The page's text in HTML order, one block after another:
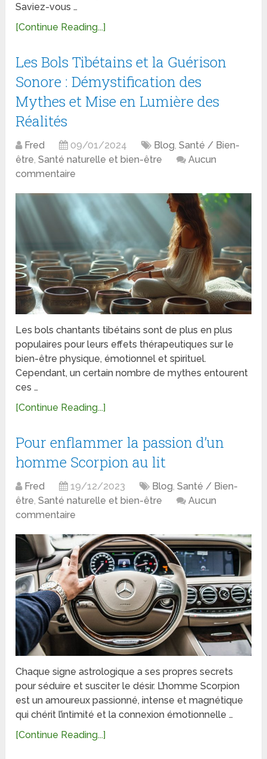
Saviez-vous …
[Continue Reading...]
Les Bols Tibétains et la Guérison
Sonore : Démystification des
Mythes et Mise en Lumière des
Réalités
Fred 09/01/2024 Blog,Santé / Bien-
être,Santé naturelle et bien-être
Aucun
commentaire
Les bols chantants tibétains sont de plus en plus
populaires pour leurs effets thérapeutiques sur le
bien-être physique, émotionnel et spirituel.
Cependant, un certain nombre de mythes entourent
ces …
[Continue Reading...]
Pour enflammer la passion d’un
homme Scorpion au lit
Fred 19/12/2023 Blog,Santé / Bien-
être,Santé naturelle et bien-être
Aucun
commentaire
Chaque signe astrologique a ses propres secrets
pour séduire et susciter le désir. L’homme Scorpion
est un amoureux passionné, intense et magnétique
qui chérit l’intimité et la connexion émotionnelle …
[Continue Reading...]